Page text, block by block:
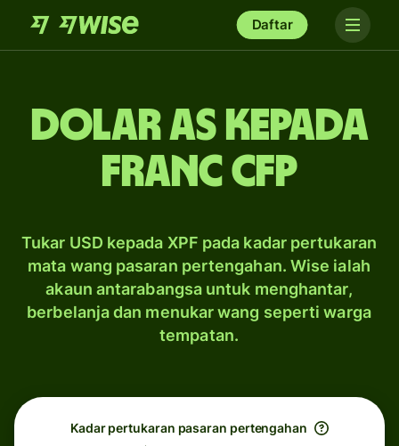
Daftar
dolar AS kepada
franc CFP
Tukar USD kepada XPF pada kadar pertukaran
mata wang pasaran pertengahan. Wise ialah
akaun antarabangsa untuk menghantar,
berbelanja dan menukar wang seperti warga
tempatan.
Kadar pertukaran pasaran pertengahan